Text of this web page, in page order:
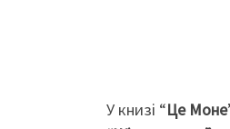
У книзі “Це Моне